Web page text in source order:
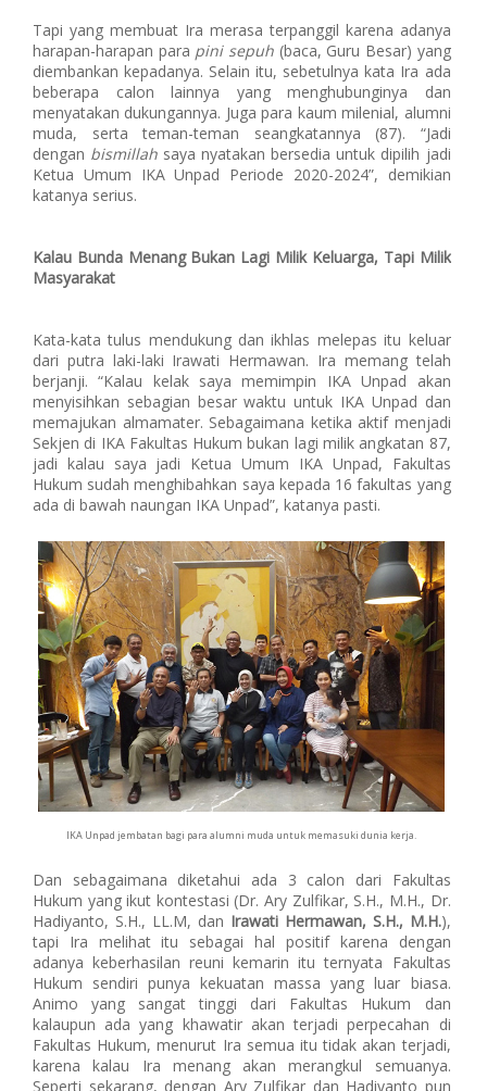
Tapi yang membuat Ira merasa terpanggil karena adanya
harapan-harapan para pini sepuh(baca, Guru Besar) yang
diembankan kepadanya. Selain itu, sebetulnya kata Ira ada
beberapa calon lainnya yang menghubunginya dan
menyatakan dukungannya. Juga para kaum milenial, alumni
muda, serta teman-teman seangkatannya (87). “Jadi
dengan bismillah saya nyatakan bersedia untuk dipilih jadi
Ketua Umum IKA Unpad Periode 2020-2024”, demikian
katanya serius.
Kalau Bunda Menang Bukan Lagi Milik Keluarga, Tapi Milik
Masyarakat
Kata-kata tulus mendukung dan ikhlas melepas itu keluar
dari putra laki-laki Irawati Hermawan. Ira memang telah
berjanji. “Kalau kelak saya memimpin IKA Unpad akan
menyisihkan sebagian besar waktu untuk IKA Unpad dan
memajukan almamater. Sebagaimana ketika aktif menjadi
Sekjen di IKA Fakultas Hukum bukan lagi milik angkatan 87,
jadi kalau saya jadi Ketua Umum IKA Unpad, Fakultas
Hukum sudah menghibahkan saya kepada 16 fakultas yang
ada di bawah naungan IKA Unpad”, katanya pasti.
IKA Unpad jembatan bagi para alumni muda untuk memasuki dunia kerja.
Dan sebagaimana diketahui ada 3 calon dari Fakultas
Hukum yang ikut kontestasi (Dr. Ary Zulfikar, S.H., M.H., Dr.
Hadiyanto, S.H., LL.M, dan Irawati Hermawan, S.H., M.H.),
tapi Ira melihat itu sebagai hal positif karena dengan
adanya keberhasilan reuni kemarin itu ternyata Fakultas
Hukum sendiri punya kekuatan massa yang luar biasa.
Animo yang sangat tinggi dari Fakultas Hukum dan
kalaupun ada yang khawatir akan terjadi perpecahan di
Fakultas Hukum, menurut Ira semua itu tidak akan terjadi,
karena kalau Ira menang akan merangkul semuanya.
Seperti sekarang, dengan Ary Zulfikar dan Hadiyanto pun